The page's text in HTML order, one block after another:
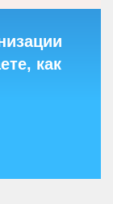
как